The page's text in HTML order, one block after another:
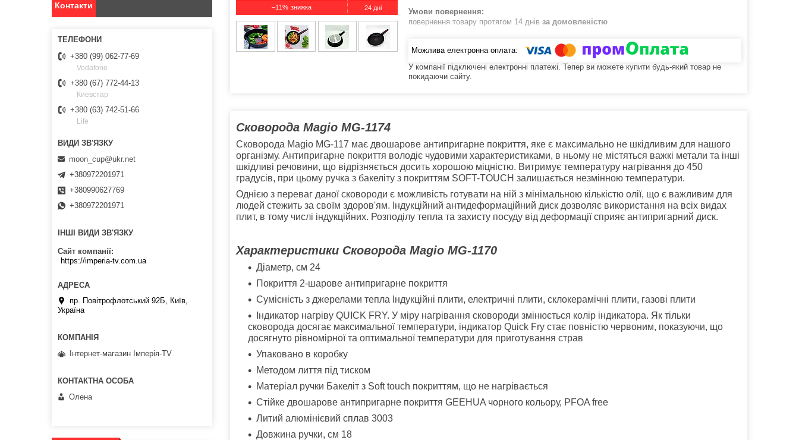
–11% 24 дні
повернення товару протягом 14 днів за домовленістю
У компанії підключені електронні платежі. Тепер ви можете купити будь-який товар не
покидаючи сайту.
Сковорода Magio MG-1174
Сковорода Magio MG-117 має двошарове антипригарне покриття, яке є максимально не шкідливим для нашого
організму. Антипригарне покриття володіє чудовими характеристиками, в ньому не містяться важкі метали та інші
шкідливі речовини, що відрізняється досить хорошою міцністю. Витримує температуру нагрівання до 450
градусів, при цьому ручка з бакеліту з покриттям SOFT-TOUCH залишається незмінною температури.
Однією з переваг даної сковороди є можливість готувати на ній з мінімальною кількістю олії, що є важливим для
людей стежить за своїм здоров'ям. Індукційний антидеформаційний диск дозволяє використання на всіх видах
плит, в тому числі індукційних. Розподілу тепла та захисту посуду від деформації сприяє антипригарний диск.
Характеристики Сковорода Magio MG-1170
Діаметр, см 24
Покриття 2-шарове антипригарне покриття
Сумісність з джерелами тепла Індукційні плити, електричні плити, склокерамічні плити, газові плити
Індикатор нагріву QUICK FRY. У міру нагрівання сковороди змінюється колір індикатора. Як тільки
сковорода досягає максимальної температури, індикатор Quick Fry стає повністю червоним, показуючи, що
досягнуто рівномірної та оптимальної температури для приготування страв
Упаковано в коробку
Методом лиття під тиском
Матеріал ручки Бакеліт з Soft touch покриттям, що не нагрівається
Стійке двошарове антипригарне покриття GEEHUA чорного кольору, PFOA free
Литий алюмінієвий сплав 3003
Довжина ручки, см 18
Контакти
+380 (99) 062-77-69
Vodafone
+380 (67) 772-44-13
Киевстар
+380 (63) 742-51-66
Life
moon_cup@ukr.net
+380972201971
+380990627769
+380972201971
ІНШІ ВИДИ ЗВ'ЯЗКУ
Сайт компанії
https://imperia-tv.com.ua
пр. Повітрофлотський 92Б, Київ,
Україна
Інтернет-магазин Імперія-TV
Олена